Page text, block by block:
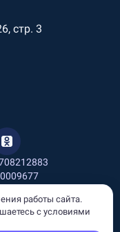
стр. 3
информационный
офертой.
работы сайта.
с условиями